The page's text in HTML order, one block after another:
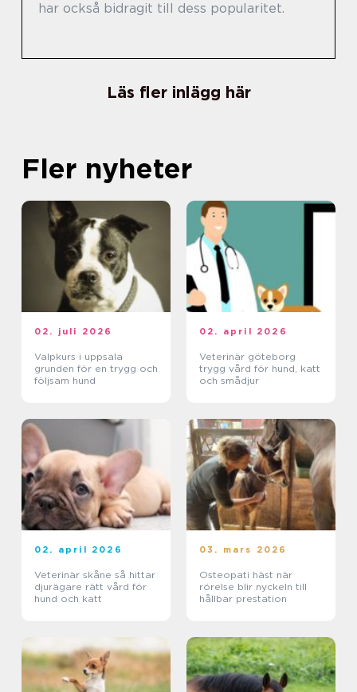
har också bidragit till dess popularitet.
Läs fler inlägg här
Fler nyheter
02. juli 2026
Valpkurs i uppsala
grunden för en trygg och
följsam hund
02. april 2026
Veterinär göteborg
trygg vård för hund, katt
och smådjur
02. april 2026
Veterinär skåne så hittar
djurägare rätt vård för
hund och katt
03. mars 2026
Osteopati häst när
rörelse blir nyckeln till
hållbar prestation